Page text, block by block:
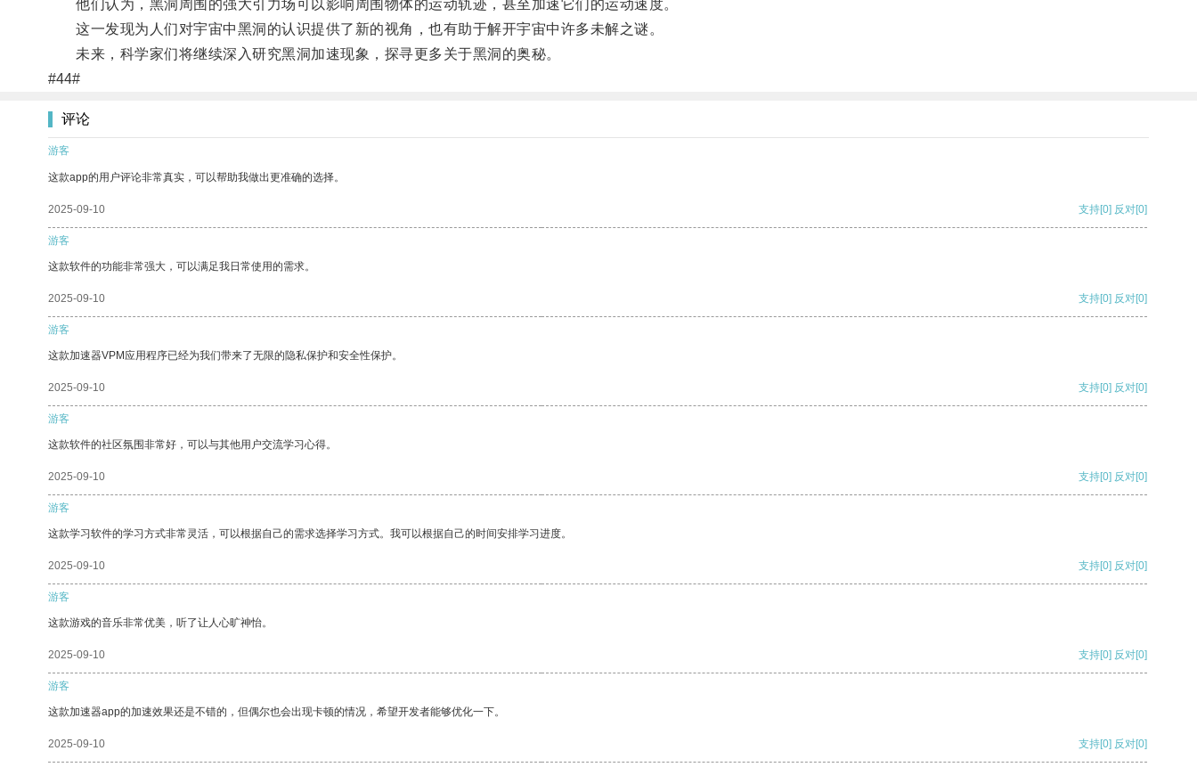
他们认为，黑洞周围的强大引力场可以影响周围物体的运动轨迹，甚至加速它们的运动速度。
这一发现为人们对宇宙中黑洞的认识提供了新的视角，也有助于解开宇宙中许多未解之谜。
未来，科学家们将继续深入研究黑洞加速现象，探寻更多关于黑洞的奥秘。
#44#
评论
游客
这款app的用户评论非常真实，可以帮助我做出更准确的选择。
2025-09-10 支持[0] 反对[0]
游客
这款软件的功能非常强大，可以满足我日常使用的需求。
2025-09-10 支持[0] 反对[0]
游客
这款加速器VPM应用程序已经为我们带来了无限的隐私保护和安全性保护。
2025-09-10 支持[0] 反对[0]
游客
这款软件的社区氛围非常好，可以与其他用户交流学习心得。
2025-09-10 支持[0] 反对[0]
游客
这款学习软件的学习方式非常灵活，可以根据自己的需求选择学习方式。我可以根据自己的时间安排学习进度。
2025-09-10 支持[0] 反对[0]
游客
这款游戏的音乐非常优美，听了让人心旷神怡。
2025-09-10 支持[0] 反对[0]
游客
这款加速器app的加速效果还是不错的，但偶尔也会出现卡顿的情况，希望开发者能够优化一下。
2025-09-10 支持[0] 反对[0]